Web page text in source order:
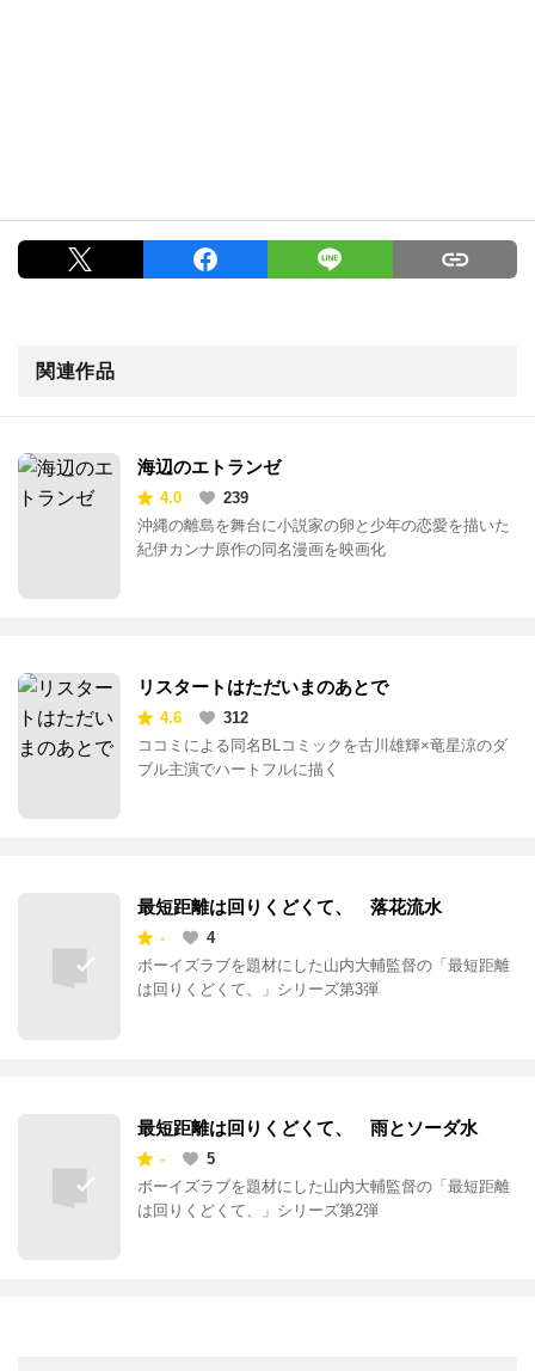
関連作品
海辺のエトランゼ
4.0
239
沖縄の離島を舞台に小説家の卵と少年の恋愛を描いた
紀伊カンナ原作の同名漫画を映画化
リスタートはただいまのあとで
4.6
312
ココミによる同名BLコミックを古川雄輝×竜星涼のダ
ブル主演でハートフルに描く
最短距離は回りくどくて、 落花流水
-
4
ボーイズラブを題材にした山内大輔監督の「最短距離
は回りくどくて、」シリーズ第3弾
最短距離は回りくどくて、 雨とソーダ水
-
5
ボーイズラブを題材にした山内大輔監督の「最短距離
は回りくどくて、」シリーズ第2弾